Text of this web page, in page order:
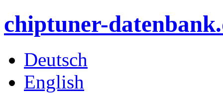
chiptuner-
Deutsch
English